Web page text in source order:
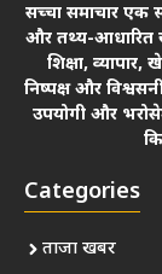
सच्चा समाचार एक
और तथ्य-आधारित
शिक्षा,
निष्पक्ष और
उपयोगी और
Categories
ताजा खबर